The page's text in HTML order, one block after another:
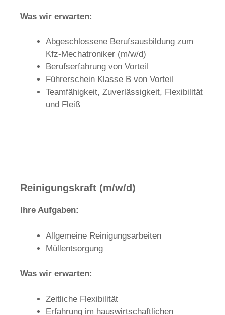
Was wir erwarten:
Abgeschlossene Berufsausbildung zum
Kfz-Mechatroniker (m/w/d)
Berufserfahrung von Vorteil
Führerschein Klasse B von Vorteil
Teamfähigkeit, Zuverlässigkeit, Flexibilität
und Fleiß
Reinigungskraft (m/w/d)
Ihre Aufgaben:
Allgemeine Reinigungsarbeiten
Müllentsorgung
Was wir erwarten:
Zeitliche Flexibilität
Erfahrung im hauswirtschaftlichen